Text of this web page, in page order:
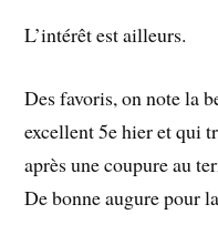
L’intérêt est ailleurs.
Des favoris, on note la
excellent 5e hier et qui
après une coupure au
De bonne augure pour